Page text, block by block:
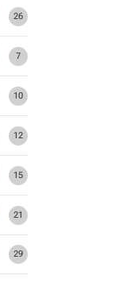
26
7
10
12
15
21
29